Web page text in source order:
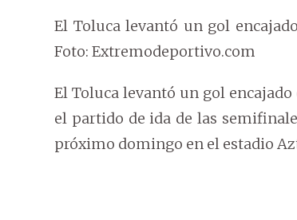
El Toluca levantó un gol
Foto: Extremodeportivo.com
El Toluca levantó un gol
el partido de ida de las
próximo domingo en el estadio